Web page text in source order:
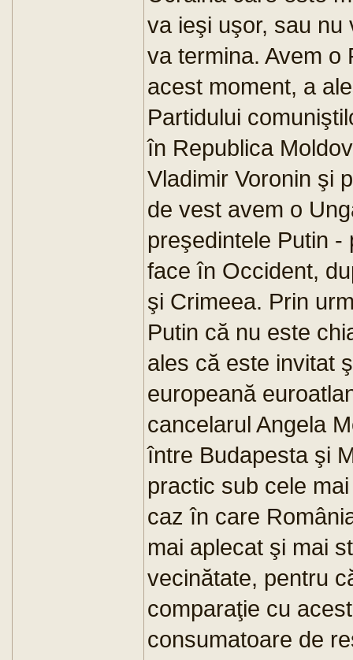
va ieşi uşor, sau nu
va termina. Avem o
acest moment, a
Partidului
în Republica
Vladimir Voronin şi
de vest avem o
preşedintele Putin
face în Occident,
şi Crimeea. Prin
Putin că nu este
ales că este invitat
europeană
cancelarul Angela
între Budapesta şi
practic sub cele
caz în care
mai aplecat şi mai
vecinătate, pentru
comparaţie cu
consumatoare de